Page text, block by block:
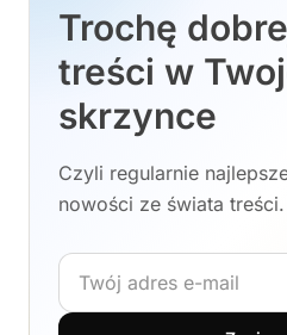
Trochę
treści w
skrzynce
Czyli regularnie
nowości ze świata treści.
Adres e-mail